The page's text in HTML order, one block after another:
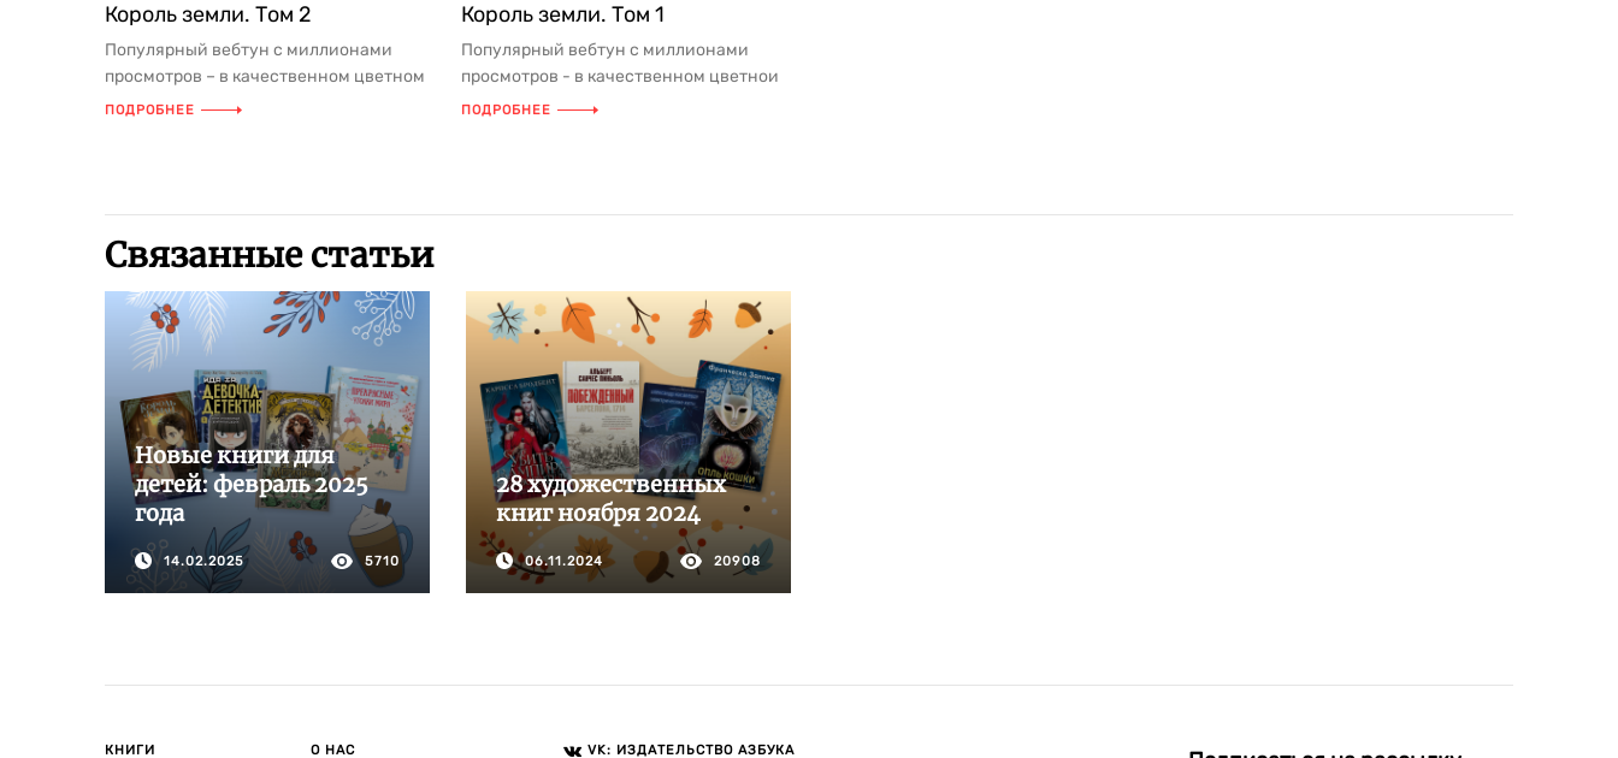
Король земли. Том 2
Популярный вебтун с миллионами
просмотров – в качественном цветном
издании! Отличный подарок для все...
ПОДРОБНЕЕ
Король земли. Том 1
Популярный вебтун с миллионами
просмотров - в качественном цветнои
издании! Отличный подарок для все...
ПОДРОБНЕЕ
Связанные статьи
Новые книги для
детей: февраль 2025
года
14.02.2025 5710
28 художественных
книг ноября 2024
06.11.2024 20908
КНИГИ О НАС VK: ИЗДАТЕЛЬСТВО АЗБУКА